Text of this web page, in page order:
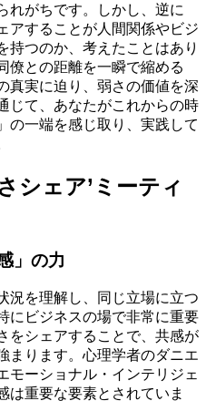
れがちです。しかし、逆に
アすることが人間関係やビジ
持つのか、考えたことはあり
僚との距離を一瞬で縮める
真実に迫り、弱さの価値を深
じて、あなたがこれからの時
の一端を感じ取り、実践して
シェア’ミーティ
」の力
況を理解し、同じ立場に立つ
にビジネスの場で非常に重要
をシェアすることで、共感が
まります。心理学者のダニエ
モーショナル・インテリジェ
は重要な要素とされていま